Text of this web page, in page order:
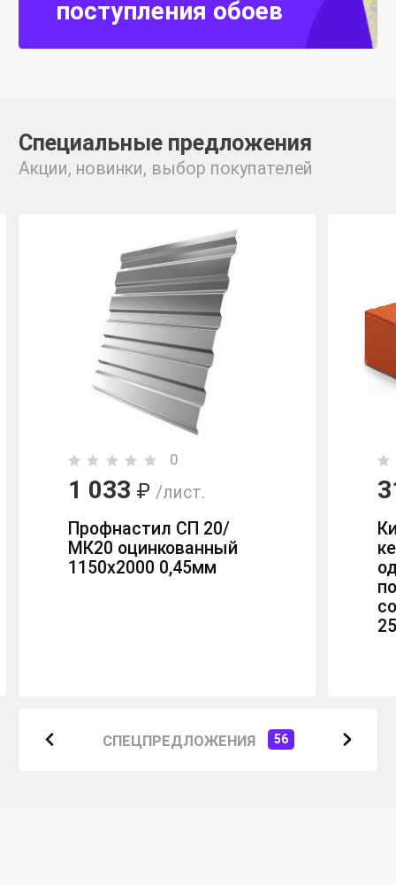
поступления обоев
Специальные предложения
Акции, новинки, выбор покупателей
СПЕЦПРЕДЛОЖЕНИЯ 56
0
1 033 ₽ /лист.
Профнастил СП 20/
МК20 оцинкованный
1150х2000 0,45мм